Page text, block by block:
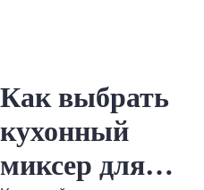
Как выбрать
кухонный
миксер для